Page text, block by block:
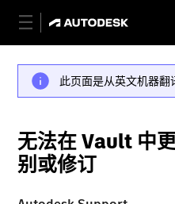
此页面是从英文机器翻
无法在 Vault 中
别或修订